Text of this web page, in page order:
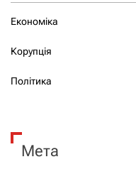
Економіка
Корупція
Політика
Мета